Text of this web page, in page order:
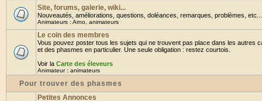
Site, forums, galerie, wiki...
Nouveautés, améliorations, questions, doléances, remarques, problèmes,
Animateurs : Arno animateurs
Le coin des membres
Vous pouvez poster tous les sujets qui ne trouvent pas place dans les autres
et des phasmes en particulier. Une seule obligation : restez courtois.
Voir la Carte des éleveurs
Animateur : animateurs
Pour trouver des phasmes
Petites Annonces